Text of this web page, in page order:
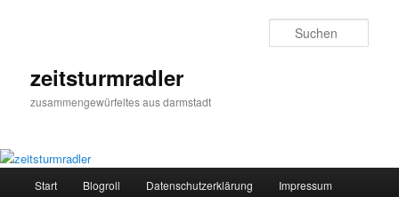
zeitsturmradler
zusammengewürfeltes aus darmstadt
Start Blogroll Datenschutzerklärung Impressum